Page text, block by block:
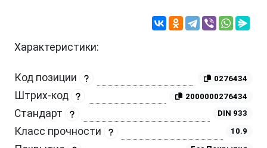
Характеристики:
Код позиции 0276434
Штрих-код 2000000276434
Стандарт DIN 933
Класс прочности 10.9